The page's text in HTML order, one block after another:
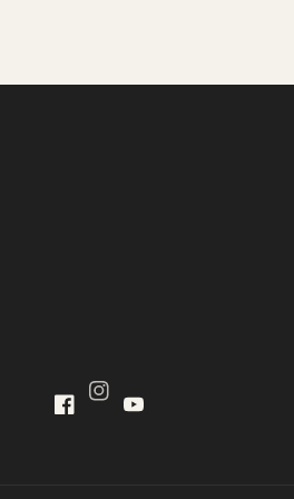
Facebook
Instagram
YouTube